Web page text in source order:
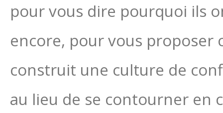
pour vous dire pourquoi ils
encore, pour vous proposer
construit une culture de
au lieu de se contourner en